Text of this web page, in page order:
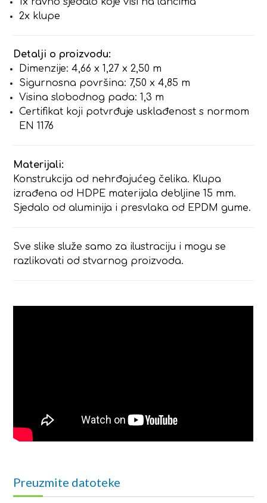
2x klupe
Detalji o proizvodu:
Dimenzije: 4,66 x 1,27 x 2,50 m
Sigurnosna površina: 7,50 x 4,85 m
Visina slobodnog pada: 1,3 m
Certifikat koji potvrđuje usklađenost s normom
EN 1176
Materijali:
Konstrukcija od nehrđajućeg čelika. Klupa
izrađena od HDPE materijala debljine 15 mm.
Sjedalo od aluminija i presvlaka od EPDM gume.
Sve slike služe samo za ilustraciju i mogu se
razlikovati od stvarnog proizvoda.
Preuzmite datoteke